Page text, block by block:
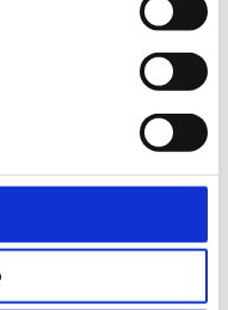
24855-NVY-CTN-D
Heirloom - Digital